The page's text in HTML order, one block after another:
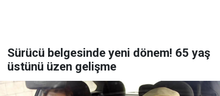
Sürücü belgesinde yeni dönem! 65 yaş
üstünü üzen gelişme